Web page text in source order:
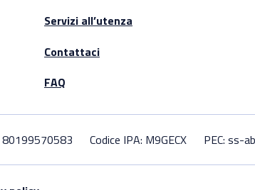
Servizi all’utenza
Contattaci
FAQ
80199570583 Codice IPA: M9GECX PEC: ss-